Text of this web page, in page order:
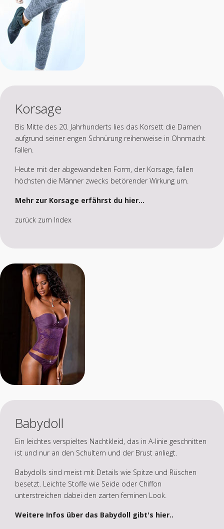
Korsage
Bis Mitte des 20. Jahrhunderts lies das Korsett die Damen
aufgrund seiner engen Schnürung reihenweise in Ohnmacht
fallen.
Heute mit der abgewandelten Form, der Korsage, fallen
höchsten die Männer zwecks betörender Wirkung um.
Mehr zur Korsage erfährst du hier...
zurück zum Index
Babydoll
Ein leichtes verspieltes Nachtkleid, das in A-linie geschnitten
ist und nur an den Schultern und der Brust anliegt.
Babydolls sind meist mit Details wie Spitze und Rüschen
besetzt. Leichte Stoffe wie Seide oder Chiffon
unterstreichen dabei den zarten feminen Look.
Weitere Infos über das Babydoll gibt's hier..